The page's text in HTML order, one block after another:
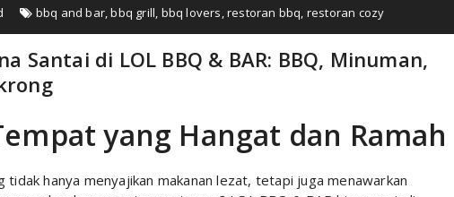
bbq and bar,bbq grill, bbq lovers,restoran bbq, restoran cozy
Santai di LOL BBQ & BAR: BBQ, Minuman,
yang Hangat dan Ramah
tidak hanya menyajikan makanan lezat, tetapi juga menawarkan